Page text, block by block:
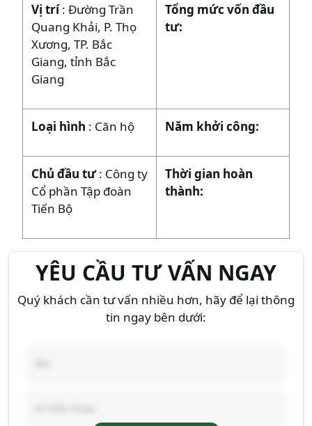
Vị trí: Đường Trần
Quang Khải, P. Thọ
Xương, TP. Bắc
Giang, tỉnh Bắc
Giang
Tổng mức vốn đầu
tư:
Loại hình : Căn hộ Năm khởi công:
Chủ đầu tư: Công ty
Cổ phần Tập đoàn
Tiến Bộ
Thời gian hoàn
thành:
YÊU CẦU TƯ VẤN NGAY
Quý khách cần tư vấn nhiều hơn, hãy để lại thông
tin ngay bên dưới: